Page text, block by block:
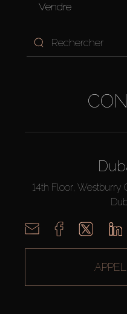
Vendre
14th Floor, Westburry